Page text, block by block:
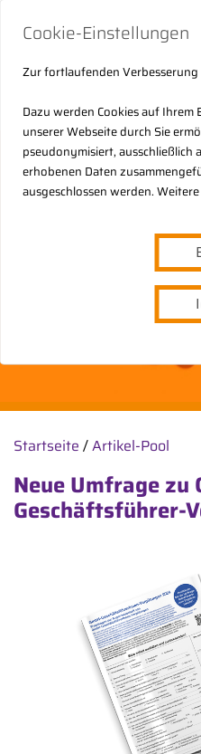
Cookie-Einstellungen
Zur fortlaufenden
Dazu werden Cookies auf
unserer Webseite durch Sie
pseudonymisiert, ausschließlich
erhobenen Daten
ausgeschlossen werden.
Startseite /Artikel-Pool
Neue Umfrage zu
Geschäftsführer-